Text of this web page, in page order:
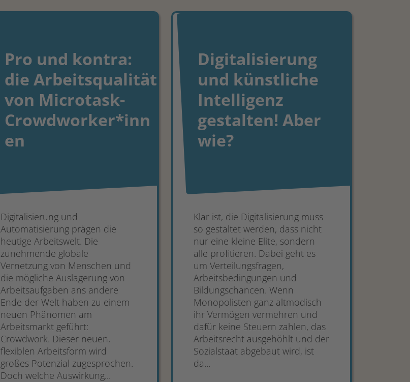
Pro und kontra:
die Arbeitsqualität
von Microtask-
Crowdworker*inn
en
Digitalisierung und
Automatisierung prägen die
heutige Arbeitswelt. Die
zunehmende globale
Vernetzung von Menschen und
die mögliche Auslagerung von
Arbeitsaufgaben ans andere
Ende der Welt haben zu einem
neuen Phänomen am
Arbeitsmarkt geführt:
Crowdwork. Dieser neuen,
flexiblen Arbeitsform wird
großes Potenzial zugesprochen.
Doch welche Auswirkung...
Digitalisierung
und künstliche
Intelligenz
gestalten! Aber
wie?
Klar ist, die Digitalisierung muss
so gestaltet werden, dass nicht
nur eine kleine Elite, sondern
alle profitieren. Dabei geht es
um Verteilungsfragen,
Arbeitsbedingungen und
Bildungschancen. Wenn
Monopolisten ganz altmodisch
ihr Vermögen vermehren und
dafür keine Steuern zahlen, das
Arbeitsrecht ausgehöhlt und der
Sozialstaat abgebaut wird, ist
da...